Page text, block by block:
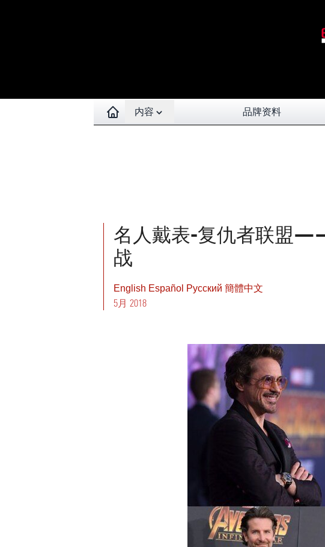
Open contents menu
内容 品牌资料
名人戴表-复仇者联盟
战
English Español Pусский 簡體中文
5月 2018